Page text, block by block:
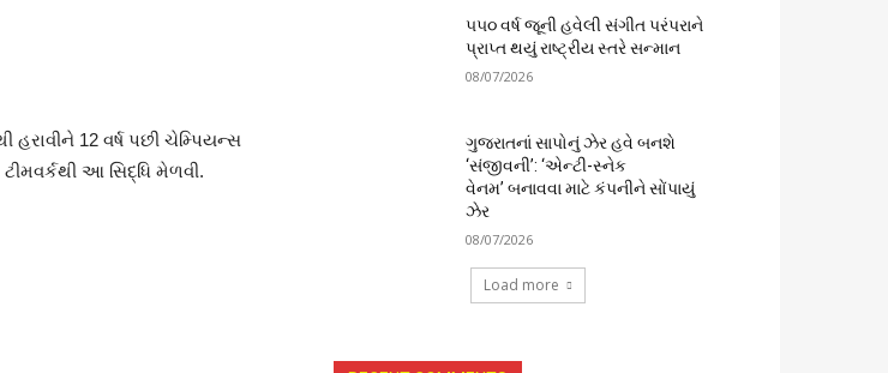
હરાવીને 12 વર્ષ પછી ચેમ્પિયન્સ
ટીમવર્કથી આ સિદ્ધિ મેળવી.
૫૫૦ વર્ષ જૂની હવેલી સંગીત પરંપરાને
પ્રાપ્ત થયું રાષ્ટ્રીય સ્તરે સન્માન
08/07/2026
ગુજરાતનાં સાપોનું ઝેર હવે બનશે
‘સંજીવની’: ‘એન્ટી-સ્નેક
વેનમ’ બનાવવા માટે કંપનીને સોંપાયું
ઝેર
08/07/2026
Load more